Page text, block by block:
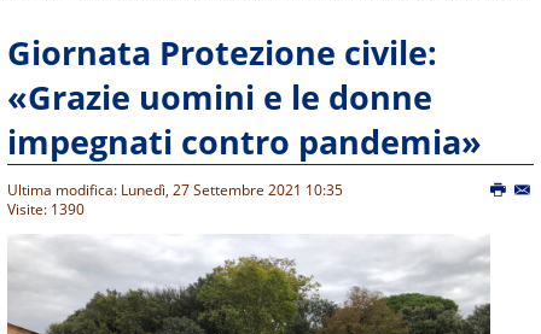
Giornata Protezione civile:
«Grazie uomini e le donne
impegnati contro pandemia»
Ultima modifica: Lunedì, 27 Settembre 2021 10:35
Visite: 1390